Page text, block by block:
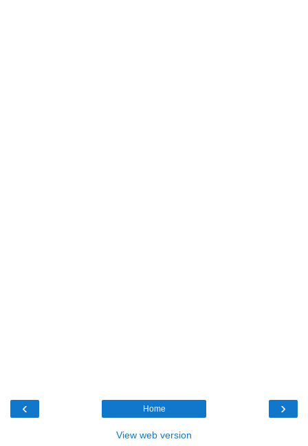
‹ ›
Home
View web version